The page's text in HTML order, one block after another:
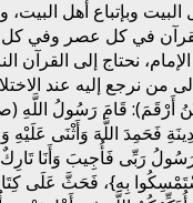
البيت وبإتباع أهل
للقرآن في كل عصر وفي
نحتاج إلى القرآن
من نرجع إليه عند
قَامَ رَسُولُ اللَّهِ
فَحَمِدَ اللَّهَ وَأَثْنَى عَلَيْهِ
رَبِّى فَأُجِيبَ وَأَنَا تَارِكٌ
بِهِ}، فَحَثَّ عَلَى